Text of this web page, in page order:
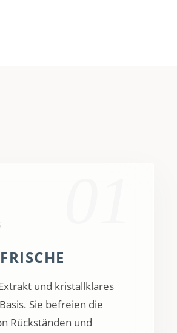
und kristallklares
Sie befreien die
Rückständen und